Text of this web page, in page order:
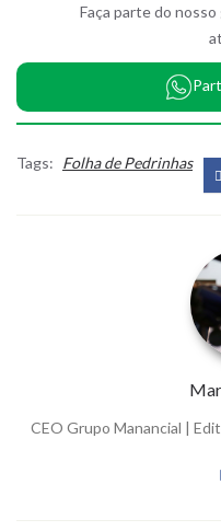
Faça parte do
Tags: Folha de Pedrinhas
CEO Grupo Manancial |